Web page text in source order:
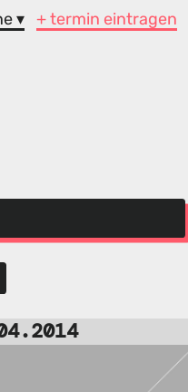
▾ + termin eintragen